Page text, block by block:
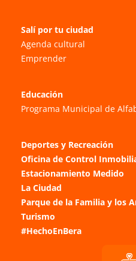
Salí por tu ciudad
Agenda cultural
Emprender
Educación
Programa Municipal de
Deportes y Recreación
Oficina de Control
Estacionamiento Medido
La Ciudad
Parque de la Familia y los
Turismo
#HechoEnBera